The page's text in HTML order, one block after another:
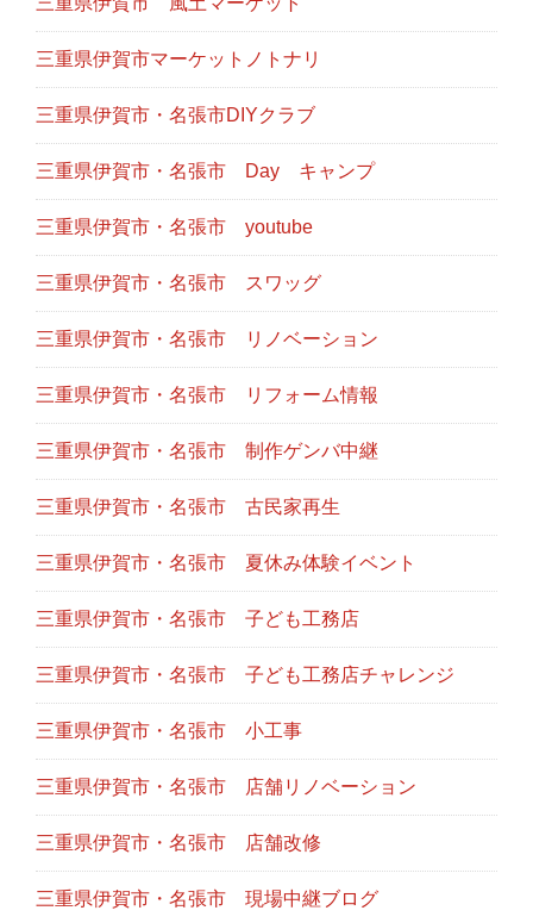
三重県伊賀市マーケットノトナリ
三重県伊賀市・名張市DIYクラブ
三重県伊賀市・名張市 Day キャンプ
三重県伊賀市・名張市 youtube
三重県伊賀市・名張市 スワッグ
三重県伊賀市・名張市 リノベーション
三重県伊賀市・名張市 リフォーム情報
三重県伊賀市・名張市 制作ゲンバ中継
三重県伊賀市・名張市 古民家再生
三重県伊賀市・名張市 夏休み体験イベント
三重県伊賀市・名張市 子ども工務店
三重県伊賀市・名張市 子ども工務店チャレンジ
三重県伊賀市・名張市 小工事
三重県伊賀市・名張市 店舗リノベーション
三重県伊賀市・名張市 店舗改修
三重県伊賀市・名張市 現場中継ブログ